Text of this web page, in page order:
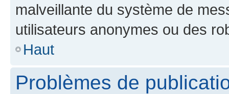
malveillante du système de
utilisateurs anonymes ou des
Haut
Problèmes de